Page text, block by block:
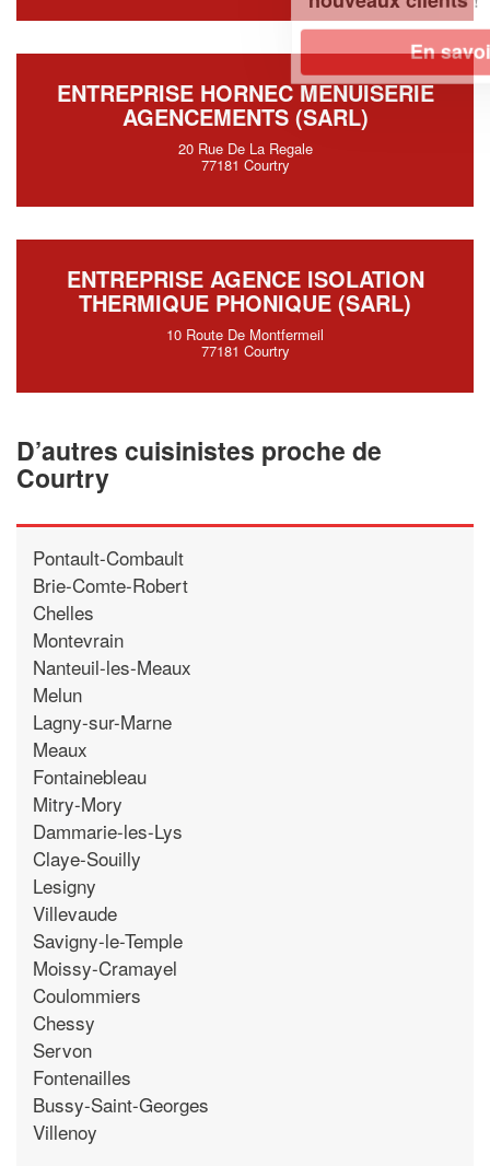
ENTREPRISE HORNEC MENUISERIE
AGENCEMENTS (SARL)
20 Rue De La Regale
77181 Courtry
ENTREPRISE AGENCE ISOLATION
THERMIQUE PHONIQUE (SARL)
10 Route De Montfermeil
77181 Courtry
D’autres cuisinistes proche de
Courtry
Pontault-Combault
Brie-Comte-Robert
Chelles
Montevrain
Nanteuil-les-Meaux
Melun
Lagny-sur-Marne
Meaux
Fontainebleau
Mitry-Mory
Dammarie-les-Lys
Claye-Souilly
Lesigny
Villevaude
Savigny-le-Temple
Moissy-Cramayel
Coulommiers
Chessy
Servon
Fontenailles
Bussy-Saint-Georges
Villenoy
En savoir plus